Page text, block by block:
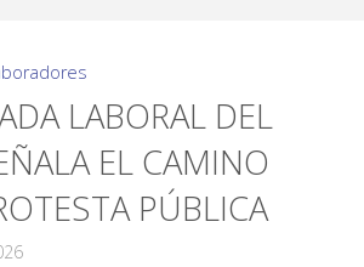
LABORAL DEL
EL CAMINO
PÚBLICA